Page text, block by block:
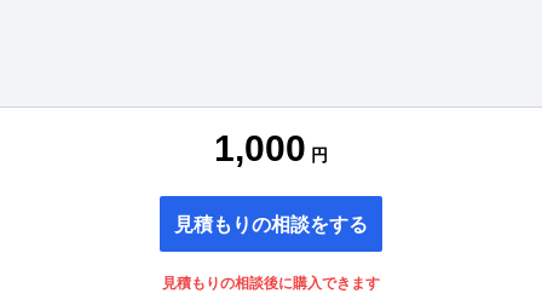
1,000 円
見積もりの相談をする
見積もりの相談後に購入できます